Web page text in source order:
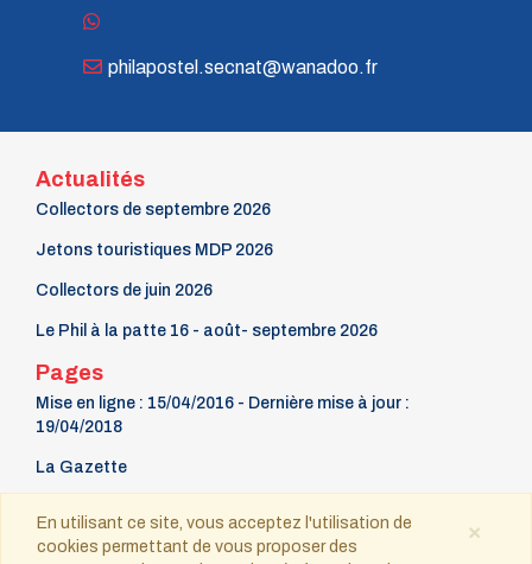
philapostel.secnat@wanadoo.fr
Actualités
Collectors de septembre 2026
Jetons touristiques MDP 2026
Collectors de juin 2026
Le Phil à la patte 16 - août- septembre 2026
Pages
Mise en ligne : 15/04/2016 - Dernière mise à jour :
19/04/2018
La Gazette
Contact
×
En utilisant ce site, vous acceptez l'utilisation de
cookies permettant de vous proposer des